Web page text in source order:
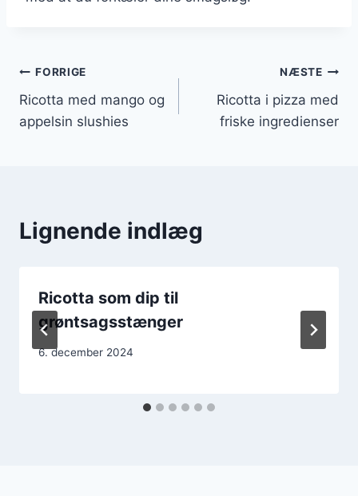
Indlægsnavigation
FORRIGE
Ricotta med mango og
appelsin slushies
NÆSTE
Ricotta i pizza med
friske ingredienser
Lignende indlæg
Ricotta som dip til
grøntsagsstænger
6. december 2024